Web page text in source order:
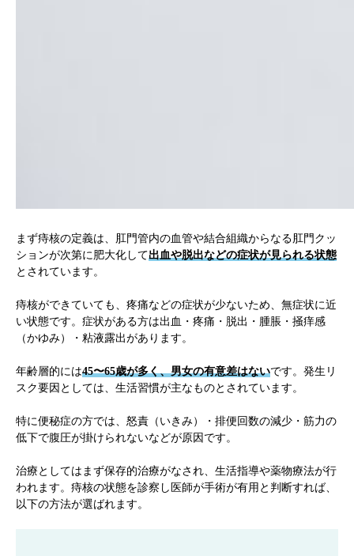
まず痔核の定義は、肛門管内の血管や結合組織からなる肛門クッ
ションが次第に肥大化して出血や脱出などの症状が見られる状態
とされています。
痔核ができていても、疼痛などの症状が少ないため、無症状に近
い状態です。症状がある方は出血・疼痛・脱出・腫脹・掻痒感
（かゆみ）・粘液露出があります。
年齢層的には45〜65歳が多く、男女の有意差はないです。発生リ
スク要因としては、生活習慣が主なものとされています。
特に便秘症の方では、怒責（いきみ）・排便回数の減少・筋力の
低下で腹圧が掛けられないなどが原因です。
治療としてはまず保存的治療がなされ、生活指導や薬物療法が行
われます。痔核の状態を診察し医師が手術が有用と判断すれば、
以下の方法が選ばれます。